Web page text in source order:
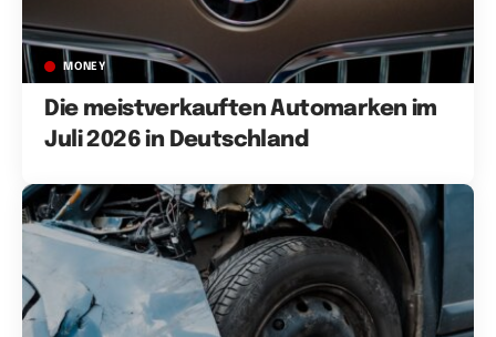
MONEY
Die meistverkauften Automarken im
Juli 2026 in Deutschland